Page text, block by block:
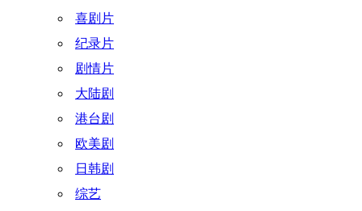
喜剧片
纪录片
剧情片
大陆剧
港台剧
欧美剧
日韩剧
综艺